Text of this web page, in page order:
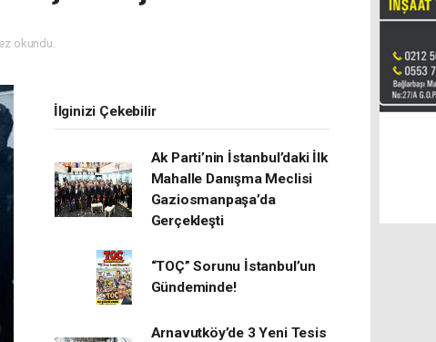
okundu.
İlginizi Çekebilir
Ak Parti’nin İstanbul’daki İlk
Mahalle Danışma Meclisi
Gaziosmanpaşa’da
Gerçekleşti
“TOÇ” Sorunu İstanbul’un
Gündeminde!
Arnavutköy’de 3 Yeni Tesis